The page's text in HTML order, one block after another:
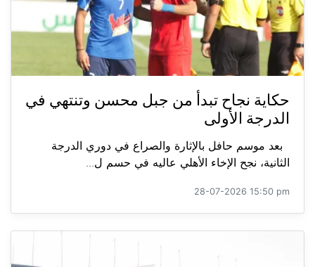
حكاية نجاح تبدأ من جبل محسن وتنتهي في
الدرجة الأولى
بعد موسم حافل بالإثارة والصراع في دوري الدرجة
الثانية، نجح الإخاء الأهلي عاليه في حسم ل...
28-07-2026 15:50 pm